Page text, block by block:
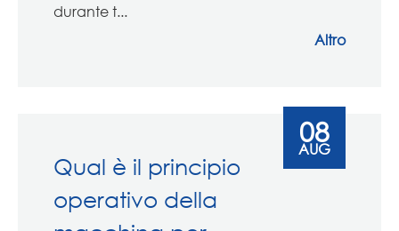
durante t...
Altro
Qual è il principio
operativo della
08
AUG